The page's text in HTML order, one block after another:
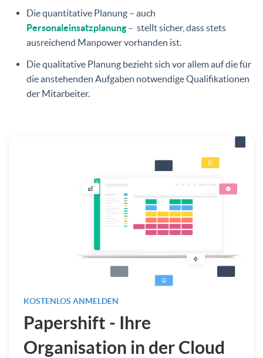
Die quantitative Planung – auch
Personaleinsatzplanung– stellt sicher, dass stets
ausreichend Manpower vorhanden ist.
Die qualitative Planung bezieht sich vor allem auf die für
die anstehenden Aufgaben notwendige Qualifikationen
der Mitarbeiter.
KOSTENLOS ANMELDEN
Papershift - Ihre
Organisation in der Cloud